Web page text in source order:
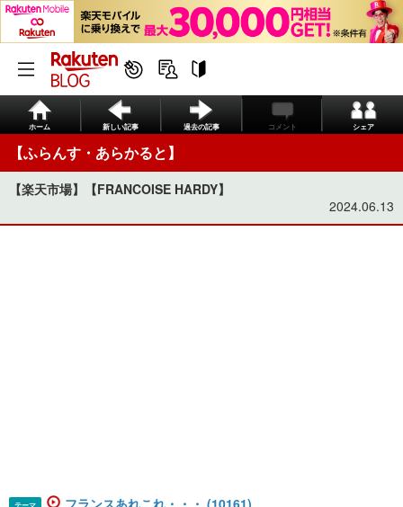
ホーム 新しい記事 過去の記事 コメント シェア
【ふらんす・あらかると】
【楽天市場】【FRANCOISE HARDY】
2024.06.13
テーマ フランスあれこれ・・・ (10161)